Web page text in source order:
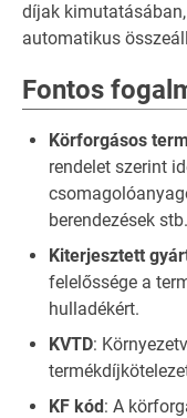
díjak
automatikus
Fontos
Körforgásos
rendelet szerint
berendezések stb.
Kiterjesztett
felelőssége a
hulladékért.
KVTD:
KF kód: A